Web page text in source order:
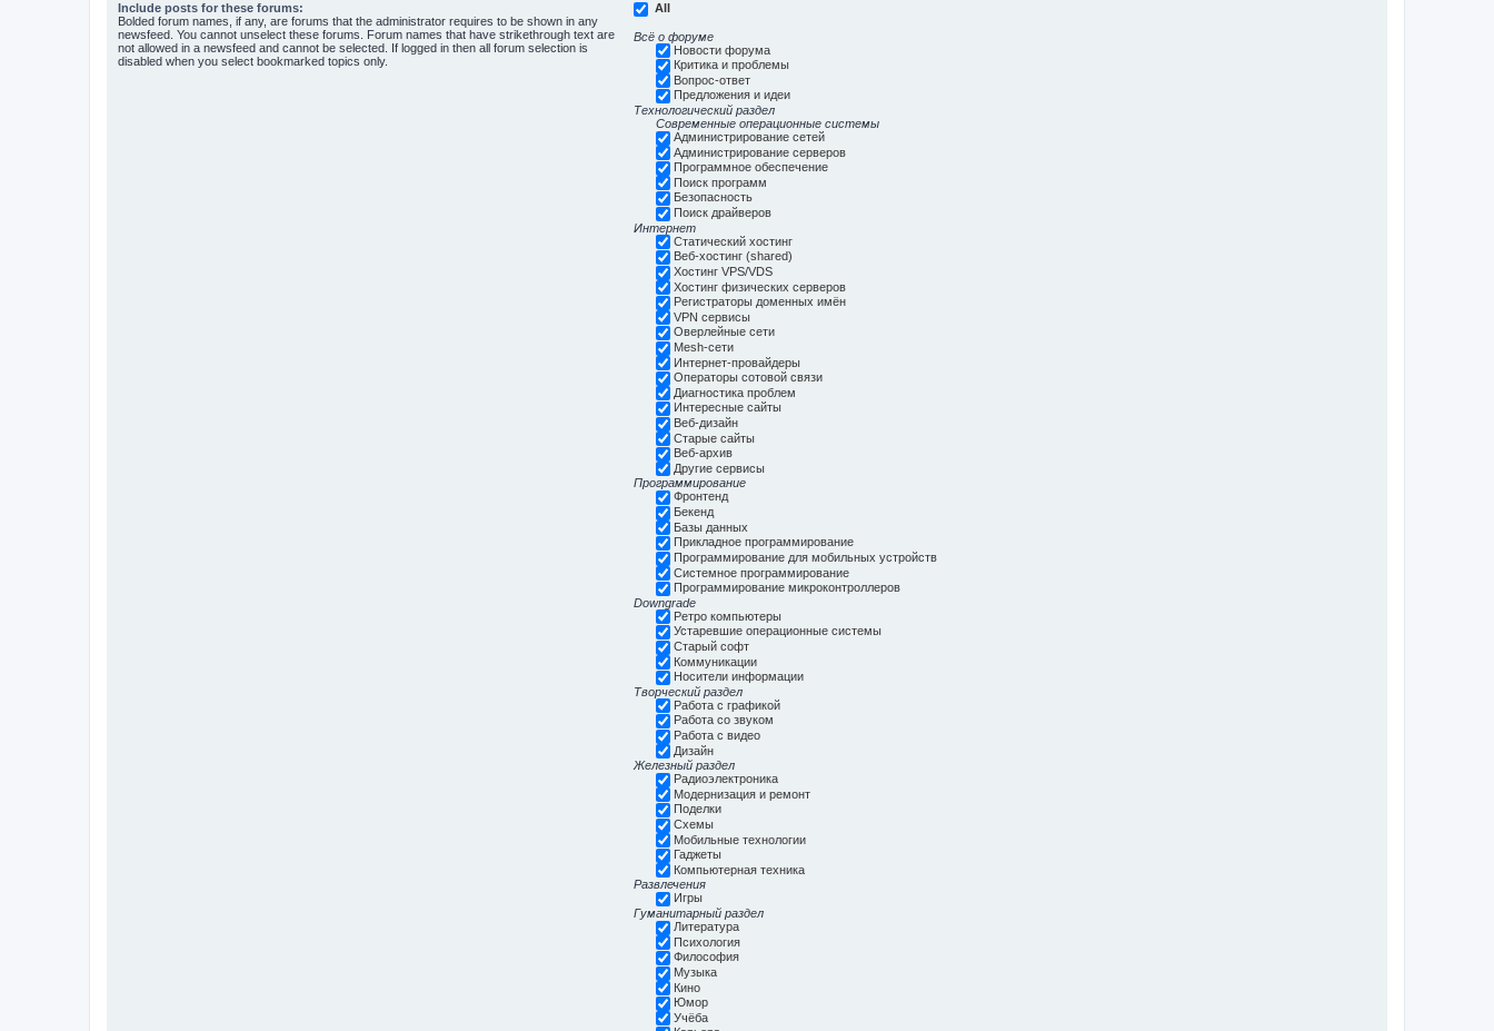
Include posts for these forums:
Bolded forum names, if any, are forums that the administrator requires to be shown in any
newsfeed. You cannot unselect these forums. Forum names that have strikethrough text are
not allowed in a newsfeed and cannot be selected. If logged in then all forum selection is
disabled when you select bookmarked topics only.
All
Всё о форуме
Новости форума
Критика и проблемы
Вопрос-ответ
Предложения и идеи
Технологический раздел
Современные операционные системы
Администрирование сетей
Администрирование серверов
Программное обеспечение
Поиск программ
Безопасность
Поиск драйверов
Интернет
Статический хостинг
Веб-хостинг (shared)
Хостинг VPS/VDS
Хостинг физических серверов
Регистраторы доменных имён
VPN сервисы
Оверлейные сети
Mesh-сети
Интернет-провайдеры
Операторы сотовой связи
Диагностика проблем
Интересные сайты
Веб-дизайн
Старые сайты
Веб-архив
Другие сервисы
Программирование
Фронтенд
Бекенд
Базы данных
Прикладное программирование
Программирование для мобильных устройств
Системное программирование
Программирование микроконтроллеров
Downgrade
Ретро компьютеры
Устаревшие операционные системы
Старый софт
Коммуникации
Носители информации
Творческий раздел
Работа с графикой
Работа со звуком
Работа с видео
Дизайн
Железный раздел
Радиоэлектроника
Модернизация и ремонт
Поделки
Схемы
Мобильные технологии
Гаджеты
Компьютерная техника
Развлечения
Игры
Гуманитарный раздел
Литература
Психология
Философия
Музыка
Кино
Юмор
Учёба